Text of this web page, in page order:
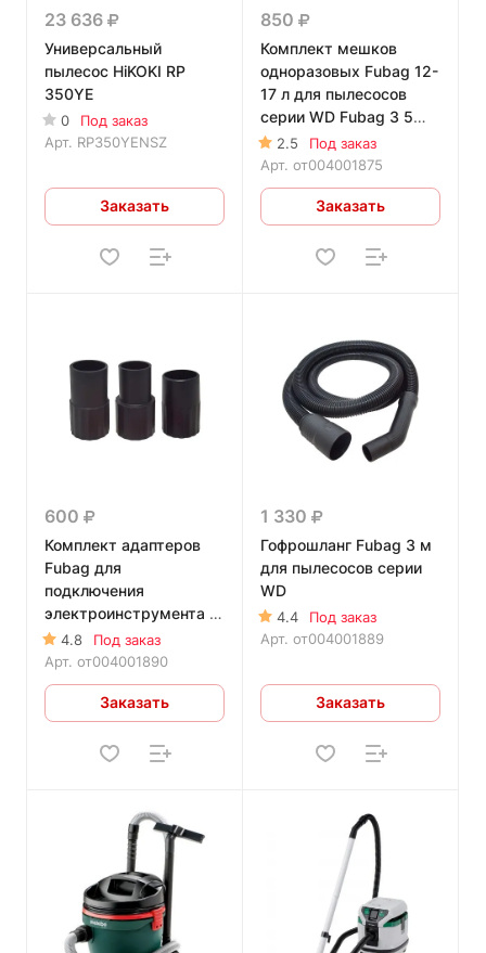
23 636
Универсальный
пылесос HiKOKI RP
350YE
0
Под заказ
Арт. RP350YENSZ
Заказать
850
Комплект мешков
одноразовых Fubag 12-
17 л для пылесосов
серии WD Fubag 3 5
шт.2.5
Под заказ
Арт. от004001875
Заказать
600
Комплект адаптеров
Fubag для
подключения
электроинструмента к
пылесосам серии WD
Fubag
4.8
Под заказ
Арт. от004001890
Заказать
1 330
Гофрошланг Fubag 3 м
для пылесосов серии
WD
4.4
Под заказ
Арт. от004001889
Заказать